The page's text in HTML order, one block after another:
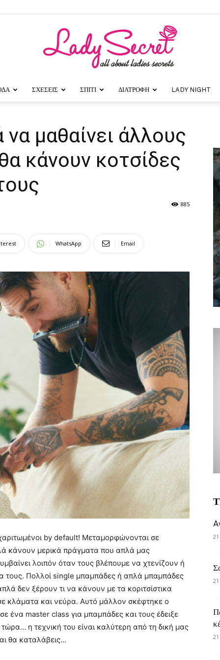
Secret
ΣΧΕΣΕΙΣ ΣΠΙΤΙ ΔΙΑΤΡΟΦΗ LADY NIGHT
μαθαίνει άλλους
κάνουν κοτσίδες
885
WhatsApp Email
by default! Μεταμορφώνονται σε
κάνουν μερικά πράγματα που απλά μας
λοιπόν όταν τους βλέπουμε να χτενίζουν ή
τους. Πολλοί single μπαμπάδες ή απλά μπαμπάδες
δεν ξέρουν τι να κάνουν με τα κοριτσίστικα
κλάματα και νεύρα. Αυτό μάλλον σκέφτηκε ο
master class για μπαμπάδες και τους έδειξε
η τεχνική του είναι καλύτερη από τη δική μας
θα καταλάβεις…